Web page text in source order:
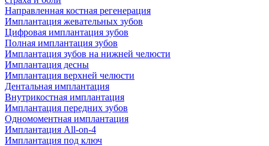
Направленная костная регенерация
Имплантация жевательных зубов
Цифровая имплантация зубов
Полная имплантация зубов
Имплантация зубов на нижней челюсти
Имплантация десны
Имплантация верхней челюсти
Дентальная имплантация
Внутрикостная имплантация
Имплантация передних зубов
Одномоментная имплантация
Имплантация All-on-4
Имплантация под ключ